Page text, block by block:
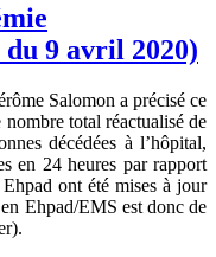
9 avril 2020)
Salomon a précisé ce
nombre total réactualisé de
décédées à l’hôpital,
en 24 heures par rapport
ont été mises à jour
Ehpad/EMS est donc de